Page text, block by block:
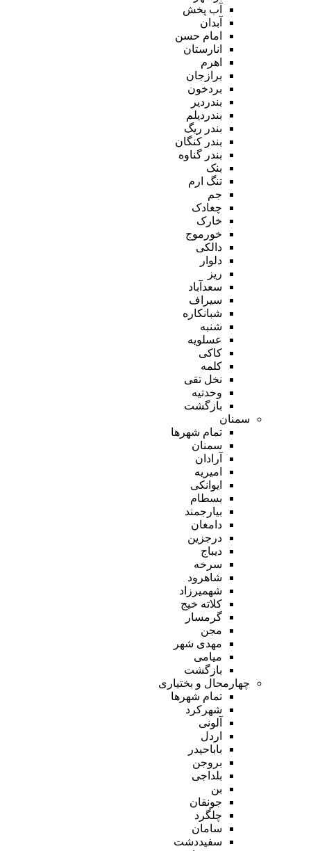
آب پخش
آبدان
امام حسن
انارستان
اهرم
برازجان
بردخون
بندردیر
بندردیلم
بندر ریگ
بندر کنگان
بندر گناوه
بنک
تنگ ارم
جم
چغادک
خارک
خورموج
دالکی
دلوار
ریز
سعدآباد
سیراف
شبانکاره
شنبه
عسلویه
کاکی
کلمه
نخل تقی
وحدتیه
بازگشت
سمنان
تمام شهر‌ها
سمنان
آرادان
امیریه
ایوانکی
بسطام
بیارجمند
دامغان
درجزین
دیباج
سرخه
شاهرود
شهمیرزاد
کلاته خیج
گرمسار
مجن
مهدی شهر
میامی
بازگشت
چهارمحال و بختیاری
تمام شهر‌ها
شهرکرد
آلونی
اردل
باباحیدر
بروجن
بلداجی
بن
جونقان
چلگرد
سامان
سفیددشت